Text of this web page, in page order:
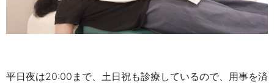
平日夜は20:00まで、土日祝も診療しているので、用事を済